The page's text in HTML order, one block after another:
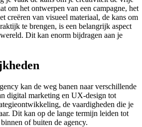
om het ontwerpen van een campagne, het
creëren van visueel materiaal, de kans om
te brengen, is een belangrijk aspect
Dit kan enorm bijdragen aan je
kan de weg banen naar verschillende
digital marketing en UX-design tot
de vaardigheden die je
Dit kan op de lange termijn leiden tot
of buiten de agency.